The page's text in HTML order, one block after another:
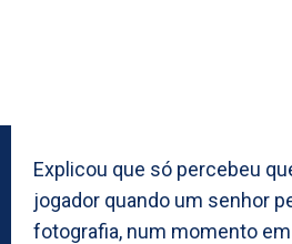
Explicou que só percebeu
jogador quando um senhor
fotografia, num momento